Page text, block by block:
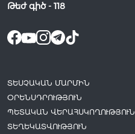
Թեժ գիծ - 118
ՏԵՍՉԱԿԱՆ ՄԱՐՄԻՆ
ՕՐԵՆՍԴՐՈՒԹՅՈՒՆ
ՊԵՏԱԿԱՆ ՎԵՐԱՀՍԿՈՂՈՒԹՅՈՒՆ
ՏԵՂԵԿԱՏՎՈՒԹՅՈՒՆ